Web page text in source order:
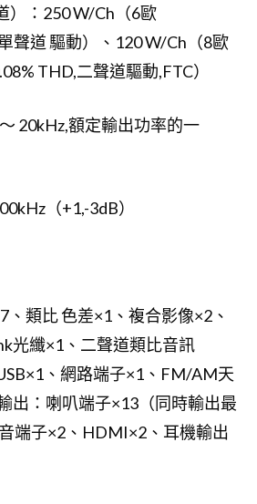
）：250 W/Ch（6歐
聲道 驅動）、120 W/Ch（8歐
THD,二聲道驅動,FTC）
20kHz,額定輸出功率的一
（+1,-3dB）
類比 色差×1、複合影像×2、
光纖×1、二聲道類比音訊
、網路端子×1、FM/AM天
出：喇叭端子×13（同時輸出最
端子×2、HDMI×2、耳機輸出